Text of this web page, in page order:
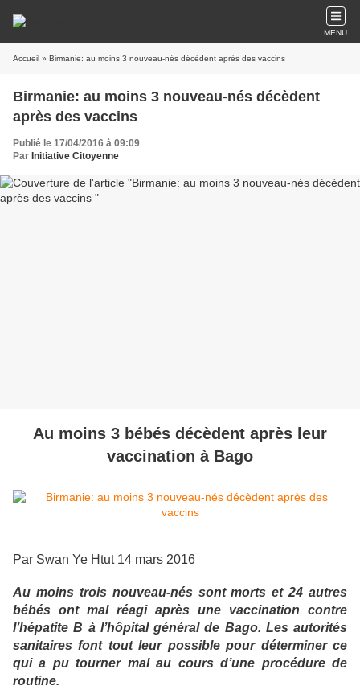
MENU
Accueil » Birmanie: au moins 3 nouveau-nés décèdent après des vaccins
Birmanie: au moins 3 nouveau-nés décèdent
après des vaccins
Publié le 17/04/2016 à 09:09
Par Initiative Citoyenne
Au moins 3 bébés décèdent après leur
vaccination à Bago
Par Swan Ye Htut 14 mars 2016
Au moins trois nouveau-nés sont morts et 24 autres
bébés ont mal réagi après une vaccination contre
l’hépatite B à l’hôpital général de Bago. Les autorités
sanitaires font tout leur possible pour déterminer ce
qui a pu tourner mal au cours d’une procédure de
routine.